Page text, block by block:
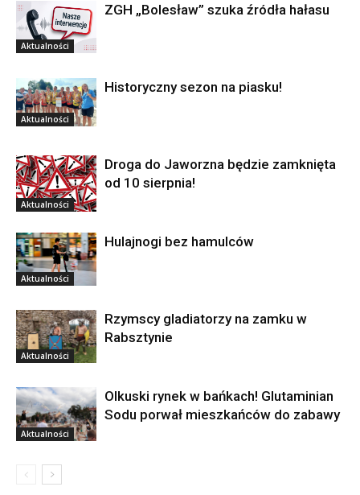
Aktualności
ZGH „Bolesław” szuka źródła hałasu
Aktualności
Historyczny sezon na piasku!
Aktualności
Droga do Jaworzna będzie zamknięta
od 10 sierpnia!
Aktualności
Hulajnogi bez hamulców
Aktualności
Rzymscy gladiatorzy na zamku w
Rabsztynie
Aktualności
Olkuski rynek w bańkach! Glutaminian
Sodu porwał mieszkańców do zabawy